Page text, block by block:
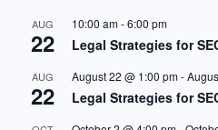
AUG
22
10:00 am-6:00 pm
Legal Strategies for
AUG
22
August 22 @ 1:00 pm-
Legal Strategies for